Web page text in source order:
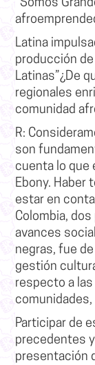
“Somos
Latina
producción
Latinas”¿De
regionales
comunidad
R:
son
cuenta lo que
Ebony. Haber
estar en
Colombia,
avances
negras, fue
gestión
respecto a
Participar de
precedentes
presentación